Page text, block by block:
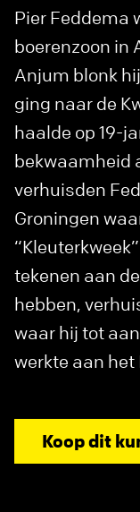
Pier Feddema
boerenzoon in
Anjum blonk
ging naar de
haalde op 19-
bekwaamheid
verhuisden
Groningen
tekenen aan
hebben,
waar hij tot
werkte aan het
Koop dit